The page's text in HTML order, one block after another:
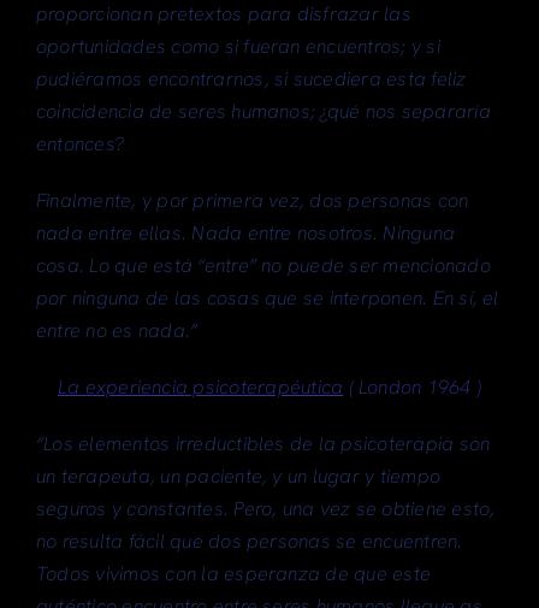
proporcionan pretextos para disfrazar las
oportunidades como si fueran encuentros; y si
pudiéramos encontrarnos, si sucediera esta feliz
coincidencia de seres humanos; ¿qué nos separaría
entonces?
Finalmente, y por primera vez, dos personas con
nada entre ellas. Nada entre nosotros. Ninguna
cosa. Lo que está “entre” no puede ser mencionado
por ninguna de las cosas que se interponen. En sí, el
entre no es nada.”
La experiencia psicoterapéutica ( London 1964 )
“Los elementos irreductibles de la psicoterapia son
un terapeuta, un paciente, y un lugar y tiempo
seguros y constantes. Pero, una vez se obtiene esto,
no resulta fácil que dos personas se encuentren.
Todos vivimos con la esperanza de que este